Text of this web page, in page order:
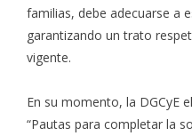
familias, debe adecuarse a
garantizando un trato
vigente.
En su momento, la DGCyE
“Pautas para completar la